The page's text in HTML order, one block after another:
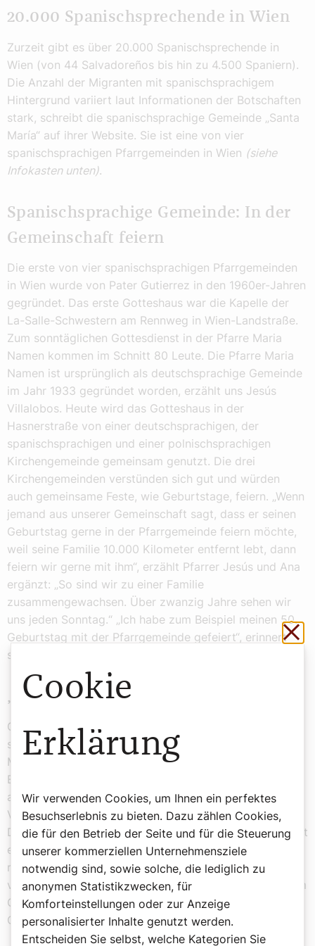
20.000 Spanischsprechende in Wien
Zurzeit gibt es über 20.000 Spanischsprechende in
Wien (von 44 Salvadoreños bis hin zu 4.500 Spaniern).
Die Anzahl der Migranten mit spanischsprachigem
Hintergrund variiert laut Informationen der Botschaften
stark, schreibt die spanischsprachige Gemeinde „Santa
María“ auf ihrer Website. Sie ist eine von vier
spanischsprachigen Pfarrgemeinden in Wien (siehe
Infokasten unten).
Spanischsprachige Gemeinde: In der
Gemeinschaft feiern
Die erste von vier spanischsprachigen Pfarrgemeinden
in Wien wurde von Pater Gutierrez in den 1960er-Jahren
gegründet. Das erste Gotteshaus war die Kapelle der
La-Salle-Schwestern am Rennweg in Wien-Landstraße.
Zum sonntäglichen Gottesdienst in der Pfarre Maria
Namen kommen im Schnitt 80 Leute. Die Pfarre Maria
Namen ist ursprünglich als deutschsprachige Gemeinde
im Jahr 1933 gegründet worden, erzählt uns Jesús
Villalobos. Heute wird das Gotteshaus in der
Hasnerstraße von einer deutschsprachigen, der
spanischsprachigen und einer polnischsprachigen
Kirchengemeinde gemeinsam genutzt. Die drei
Kirchengemeinden verstünden sich gut und würden
auch gemeinsame Feste, wie Geburtstage, feiern. „Wenn
jemand aus unserer Gemeinschaft sagt, dass er seinen
Geburtstag gerne in der Pfarrgemeinde feiern möchte,
weil seine Familie 10.000 Kilometer entfernt lebt, dann
feiern wir gerne mit ihm“, erzählt Pfarrer Jesús und Ana
ergänzt: „So sind wir zu einer Familie
zusammengewachsen. Über zwanzig Jahre sehen wir
uns jeden Sonntag.“ „Ich habe zum Beispiel meinen 50.
Geburtstag mit der Pfarrgemeinde gefeiert“, erinnert
sich Sandra.
„Es sind alle willkommen“
Genau das schätzt Sandra an der Kirchengemeinde: „Es
sind alle willkommen.“ „Wir bieten verschiedene
Möglichkeiten für Kinder, für Jugendliche und
Erwachsene an. Unsere Pfarre ist auch immer offen für
alle. Das ist uns wichtig“, ergänzt Pfarrer Jesús
Villalobos. „Ja. Wir sind eine große Familie“, sagt Ana.
Das habe alles sehr klein begonnen und mittlerweile gibt
es in der Pfarrgemeinde auch einen Chor, der sich
regelmäßig trifft. Aber auch Spendenaktionen
veranstaltet die Pfarrgemeinde. So gibt es jedes Jahr im
Oktober ein Benefizkonzert zu Gunsten von „Opus
Christi – Salvatoris Mundi“.
Cookie
Erklärung
Wir verwenden Cookies, um Ihnen ein perfektes
Besuchserlebnis zu bieten. Dazu zählen Cookies,
die für den Betrieb der Seite und für die Steuerung
unserer kommerziellen Unternehmensziele
notwendig sind, sowie solche, die lediglich zu
anonymen Statistikzwecken, für
Komforteinstellungen oder zur Anzeige
personalisierter Inhalte genutzt werden.
Entscheiden Sie selbst, welche Kategorien Sie